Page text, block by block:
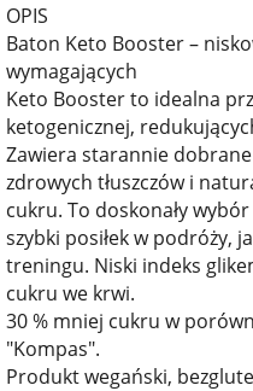
OPIS
Baton Keto Booster –
wymagających
Keto Booster to idealna
ketogenicznej,
Zawiera starannie
zdrowych tłuszczów i
cukru. To doskonały
szybki posiłek w podróży,
treningu. Niski indeks
cukru we krwi.
30 % mniej cukru w
"Kompas".
Produkt wegański,